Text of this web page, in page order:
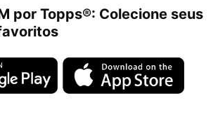
por Topps®: Colecione seus